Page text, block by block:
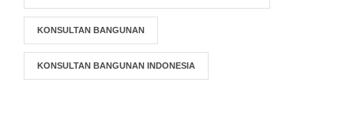
KONSULTAN BANGUNAN
KONSULTAN BANGUNAN INDONESIA